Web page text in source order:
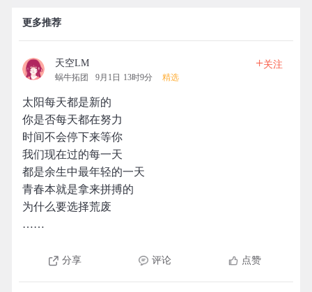
更多推荐
天空LM
蜗牛拓团 9月1日 13时9分 精选
+关注
太阳每天都是新的
你是否每天都在努力
时间不会停下来等你
我们现在过的每一天
都是余生中最年轻的一天
青春本就是拿来拼搏的
为什么要选择荒废
……
分享 评论 点赞